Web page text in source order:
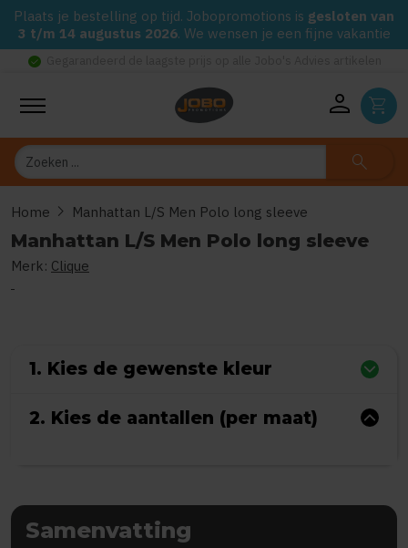
Plaats je bestelling op tijd. Jobopromotions is gesloten van
3 t/m 14 augustus 2026. We wensen je een fijne vakantie
check_circle
person shopping_cart
Zoeken search
Home chevron_right Manhattan L/S Men Polo long sleeve
Manhattan L/S Men Polo long sleeve
Merk: Clique
1. Kies de gewenste kleur
2. Kies de aantallen (per maat)
Samenvatting